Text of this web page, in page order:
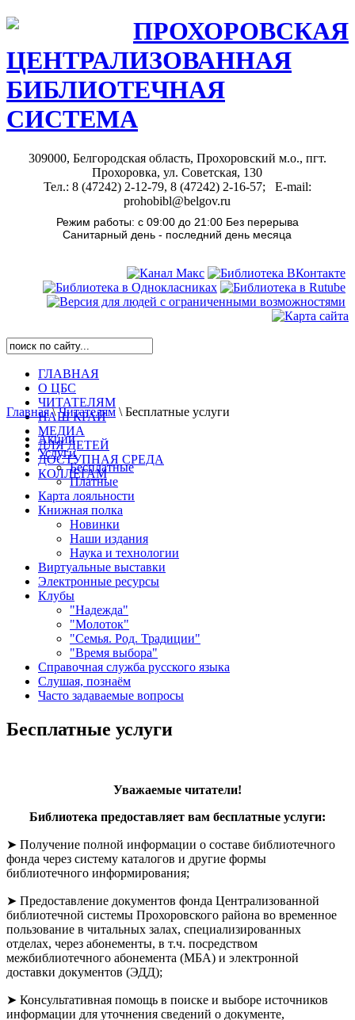
ПРОХОРОВСКАЯ
ЦЕНТРАЛИЗОВАННАЯ
БИБЛИОТЕЧНАЯ
СИСТЕМА
309000, Белгородская область, Прохоровский м.о., пгт.
Прохоровка, ул. Советская, 130
Тел.: 8 (47242) 2-12-79, 8 (47242) 2-16-57; E-mail:
prohobibl@belgov.ru
Режим работы: с 09:00 до 21:00 Без перерыва
Санитарный день - последний день месяца
ГЛАВНАЯ
О ЦБС
ЧИТАТЕЛЯМ
НАШ КРАЙ
МЕДИА
ДЛЯ ДЕТЕЙ
ДОСТУПНАЯ СРЕДА
КОЛЛЕГАМ
Главная\Читателям \ Бесплатные услуги
Акции
Услуги
Бесплатные
Платные
Карта лояльности
Книжная полка
Новинки
Наши издания
Наука и технологии
Виртуальные выставки
Электронные ресурсы
Клубы
"Надежда"
"Молоток"
"Семья. Род. Традиции"
"Время выбора"
Справочная служба русского языка
Слушая, познаём
Часто задаваемые вопросы
Бесплатные услуги
Уважаемые читатели!
Библиотека предоставляет вам бесплатные услуги:
➤ Получение полной информации о составе библиотечного
фонда через систему каталогов и другие формы
библиотечного информирования;
➤ Предоставление документов фонда Централизованной
библиотечной системы Прохоровского района во временное
пользование в читальных залах, специализированных
отделах, через абонементы, в т.ч. посредством
межбиблиотечного абонемента (МБА) и электронной
доставки документов (ЭДД);
➤ Консультативная помощь в поиске и выборе источников
информации для уточнения сведений о документе,